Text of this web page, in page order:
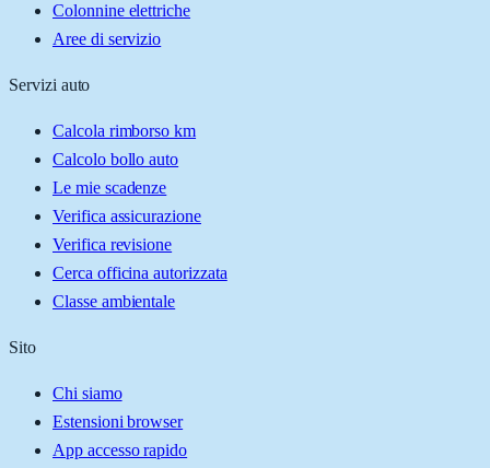
Colonnine elettriche
Aree di servizio
Servizi auto
Calcola rimborso km
Calcolo bollo auto
Le mie scadenze
Verifica assicurazione
Verifica revisione
Cerca officina autorizzata
Classe ambientale
Sito
Chi siamo
Estensioni browser
App accesso rapido